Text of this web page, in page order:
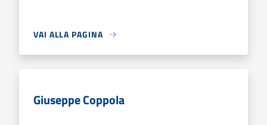
VAI ALLA PAGINA
Giuseppe Coppola